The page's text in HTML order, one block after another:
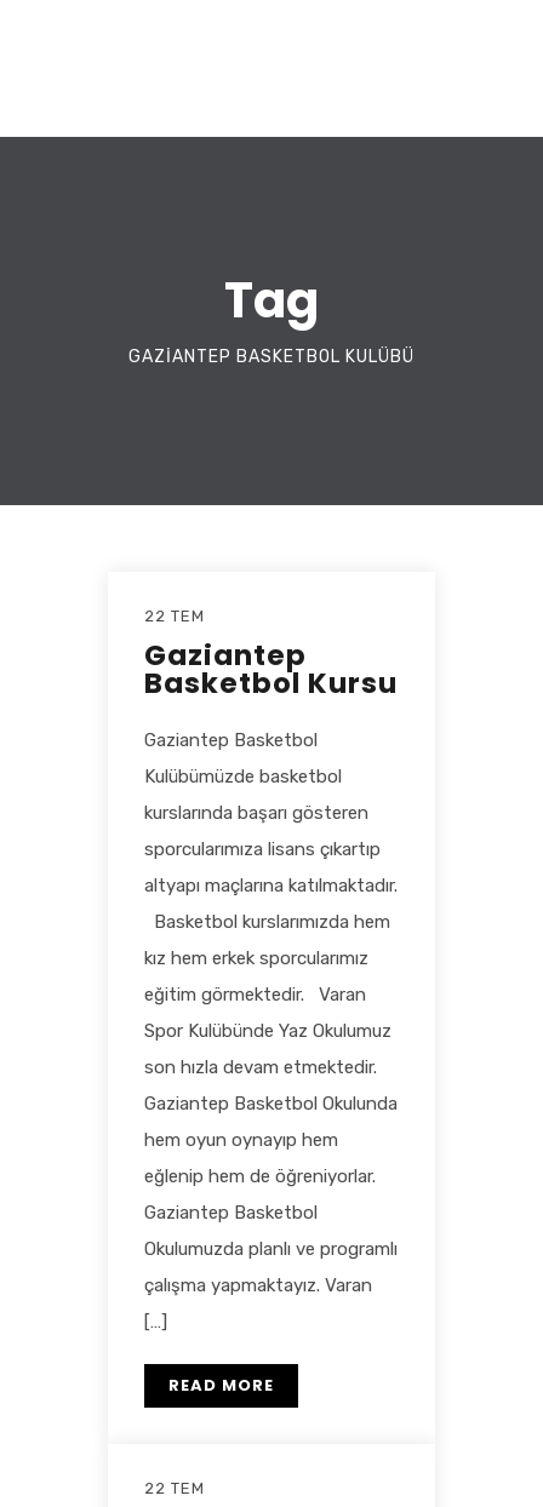
Tag
GAZIANTEP BASKETBOL KULÜBÜ
22 TEM
Gaziantep
Basketbol Kursu
Gaziantep Basketbol
Kulübümüzde basketbol
kurslarında başarı gösteren
sporcularımıza lisans çıkartıp
altyapı maçlarına katılmaktadır.
Basketbol kurslarımızda hem
kız hem erkek sporcularımız
eğitim görmektedir. Varan
Spor Kulübünde Yaz Okulumuz
son hızla devam etmektedir.
Gaziantep Basketbol Okulunda
hem oyun oynayıp hem
eğlenip hem de öğreniyorlar.
Gaziantep Basketbol
Okulumuzda planlı ve programlı
çalışma yapmaktayız. Varan
[…]
READ MORE
22 TEM